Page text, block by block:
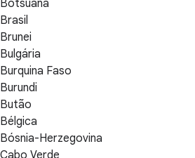
Botsuana
Brasil
Brunei
Bulgária
Burquina Faso
Burundi
Butão
Bélgica
Bósnia-Herzegovina
Cabo Verde